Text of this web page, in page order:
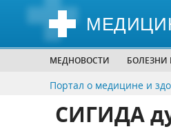
МЕДНОВОСТИ БОЛЕЗНИ
Портал о медицине и
СИГИДА